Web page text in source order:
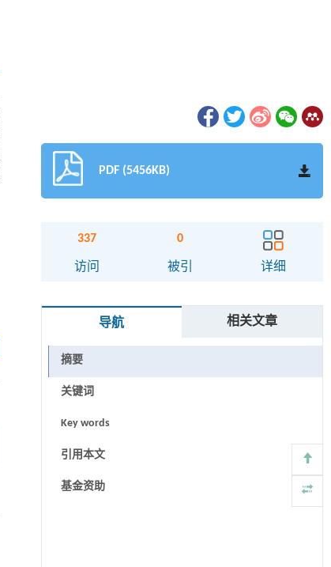
PDF (5456KB)
337
访问
0
被引 详细
导航 相关文章
摘要
关键词
Key words
引用本文
基金资助